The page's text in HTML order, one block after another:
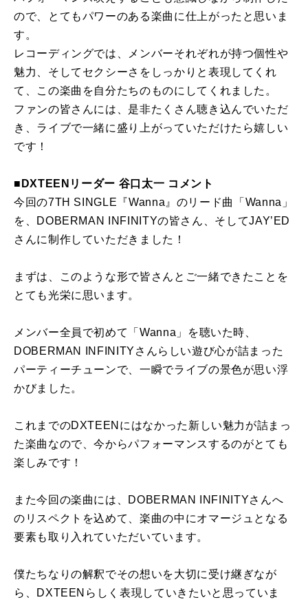
ので、とてもパワーのある楽曲に仕上がったと思いま
す。
レコーディングでは、メンバーそれぞれが持つ個性や
魅力、そしてセクシーさをしっかりと表現してくれ
て、この楽曲を自分たちのものにしてくれました。
ファンの皆さんには、是非たくさん聴き込んでいただ
き、ライブで一緒に盛り上がっていただけたら嬉しい
です！
■DXTEENリーダー 谷口太一 コメント
今回の7TH SINGLE『Wanna』のリード曲「Wanna」
を、DOBERMAN INFINITYの皆さん、そしてJAY’ED
さんに制作していただきました！
まずは、このような形で皆さんとご一緒できたことを
とても光栄に思います。
メンバー全員で初めて「Wanna」を聴いた時、
DOBERMAN INFINITYさんらしい遊び心が詰まった
パーティーチューンで、一瞬でライブの景色が思い浮
かびました。
これまでのDXTEENにはなかった新しい魅力が詰まっ
た楽曲なので、今からパフォーマンスするのがとても
楽しみです！
また今回の楽曲には、DOBERMAN INFINITYさんへ
のリスペクトを込めて、楽曲の中にオマージュとなる
要素も取り入れていただいています。
僕たちなりの解釈でその想いを大切に受け継ぎなが
ら、DXTEENらしく表現していきたいと思っていま